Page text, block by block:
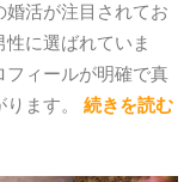
婚活が注目されてお
に選ばれていま
フィールが明確で真
ます。 続きを読む